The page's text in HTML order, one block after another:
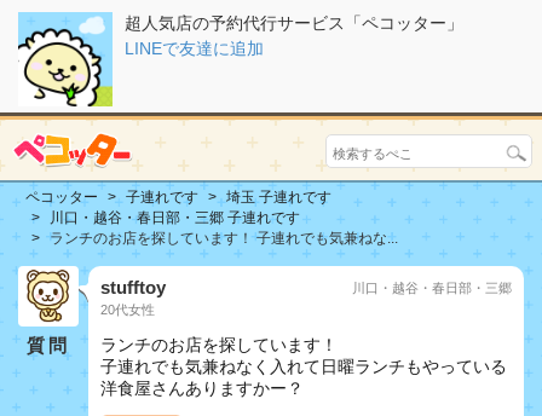
超人気店の予約代行サービス「ペコッター」
LINEで友達に追加
ペコッター 子連れです
埼玉 子連れです
川口・越谷・春日部・三郷 子連れです
ランチのお店を探しています！ 子連れでも気兼ねな...
質問
stufftoy
20代女性
川口・越谷・春日部・三郷
ランチのお店を探しています！
子連れでも気兼ねなく入れて日曜ランチもやっている
洋食屋さんありますかー？